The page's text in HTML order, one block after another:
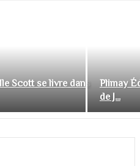
Scott se livre dans
Plimay
de J...